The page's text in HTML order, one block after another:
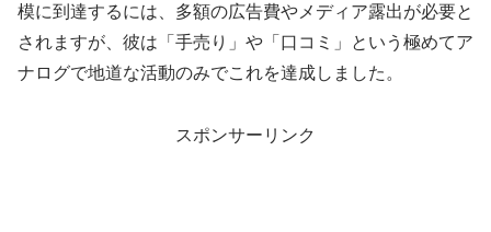
模に到達するには、多額の広告費やメディア露出が必要と
されますが、彼は「手売り」や「口コミ」という極めてア
ナログで地道な活動のみでこれを達成しました。
スポンサーリンク